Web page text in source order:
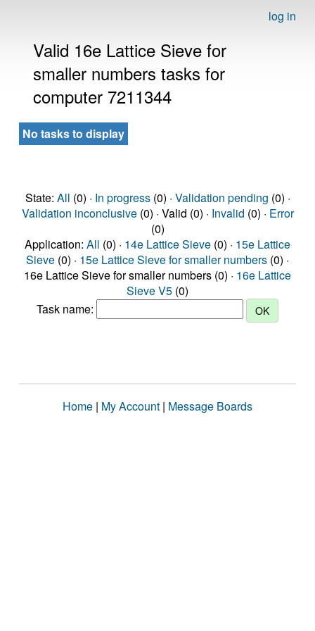
log in
Valid 16e Lattice Sieve for
smaller numbers tasks for
computer 7211344
No tasks to display
State: All (0) · In progress(0) · Validation pending (0) ·
Validation inconclusive(0) · Valid (0) · Invalid (0) · Error
(0)
Application: All (0) · 14e Lattice Sieve (0) · 15e Lattice
Sieve (0) · 15e Lattice Sieve for smaller numbers (0) ·
16e Lattice Sieve for smaller numbers (0) · 16e Lattice
Sieve V5 (0)
Task name:
Home | My Account | Message Boards